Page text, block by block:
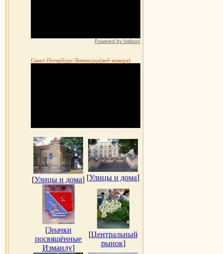
Powered by Ivideon
Санкт-Петербург/Ленинград(веб-камера)
[Улицы и дома] [Улицы и дома]
[Значки
посвящённые
Измаилу]
[Центральный
рынок]